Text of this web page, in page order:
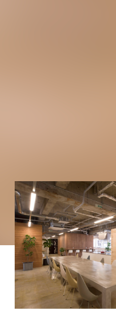
新しい暮らし
新しい場
暮らしに変化を
私たちについて
お問い合わせ
新しい暮らし